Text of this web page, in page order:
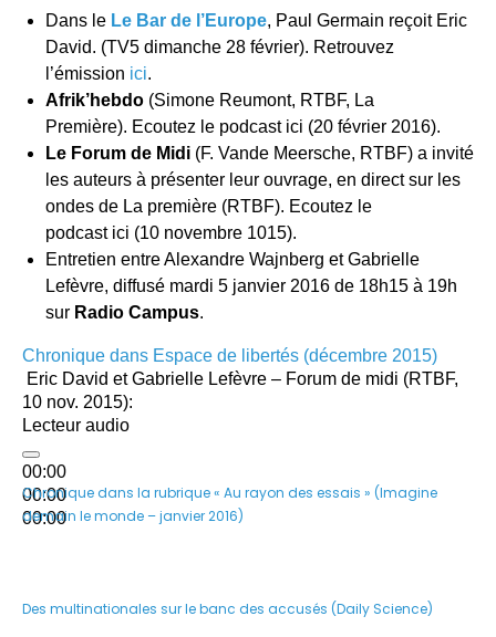
Dans le Le Bar de l’Europe, Paul Germain reçoit Eric
David. (TV5 dimanche 28 février). Retrouvez
l’émission ici.
Afrik’hebdo (Simone Reumont, RTBF, La
Première). Ecoutez le podcast ici (20 février 2016).
Le Forum de Midi (F. Vande Meersche, RTBF) a invité
les auteurs à présenter leur ouvrage, en direct sur les
ondes de La première (RTBF). Ecoutez le
podcast ici (10 novembre 1015).
Entretien entre Alexandre Wajnberg et Gabrielle
Lefèvre, diffusé mardi 5 janvier 2016 de 18h15 à 19h
sur Radio Campus.
Chronique dans Espace de libertés (décembre 2015)
Eric David et Gabrielle Lefèvre – Forum de midi (RTBF,
10 nov. 2015):
Lecteur audio
00:00
00:00
00:00
Chronique dans la rubrique « Au rayon des essais » (Imagine
demain le monde – janvier 2016)
Des multinationales sur le banc des accusés (Daily Science)